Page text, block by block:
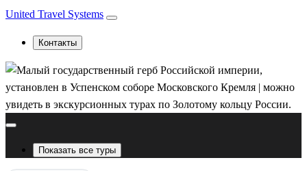
United Travel Systems
Контакты
Показать все туры